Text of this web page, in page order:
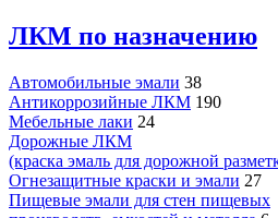
ЛКМ по назначению
Автомобильные эмали 38
Антикоррозийные ЛКМ 190
Мебельные лаки 24
Дорожные ЛКМ
(краска эмаль для дорожной
Огнезащитные краски и эмали 27
Пищевые эмали для стен пищевых